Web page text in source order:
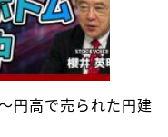
円高で売られた円建